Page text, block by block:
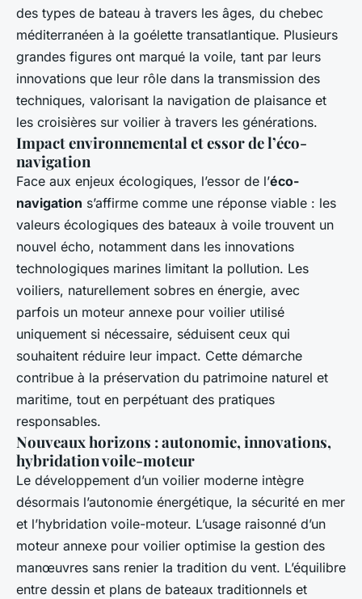
des types de bateau à travers les âges, du chebec
méditerranéen à la goélette transatlantique. Plusieurs
grandes figures ont marqué la voile, tant par leurs
innovations que leur rôle dans la transmission des
techniques, valorisant la navigation de plaisance et
les croisières sur voilier à travers les générations.
Impact environnemental et essor de l’éco-
navigation
Face aux enjeux écologiques, l’essor de l’éco-
navigation s’affirme comme une réponse viable : les
valeurs écologiques des bateaux à voile trouvent un
nouvel écho, notamment dans les innovations
technologiques marines limitant la pollution. Les
voiliers, naturellement sobres en énergie, avec
parfois un moteur annexe pour voilier utilisé
uniquement si nécessaire, séduisent ceux qui
souhaitent réduire leur impact. Cette démarche
contribue à la préservation du patrimoine naturel et
maritime, tout en perpétuant des pratiques
responsables.
Nouveaux horizons : autonomie, innovations,
hybridation voile-moteur
Le développement d’un voilier moderne intègre
désormais l’autonomie énergétique, la sécurité en mer
et l’hybridation voile-moteur. L’usage raisonné d’un
moteur annexe pour voilier optimise la gestion des
manœuvres sans renier la tradition du vent. L’équilibre
entre dessin et plans de bateaux traditionnels et